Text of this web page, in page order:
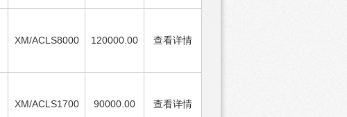
XM/ACLS8000 120000.00 查看详情
XM/ACLS1700 90000.00 查看详情